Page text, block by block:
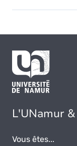
L'UNamur
Vous êtes...